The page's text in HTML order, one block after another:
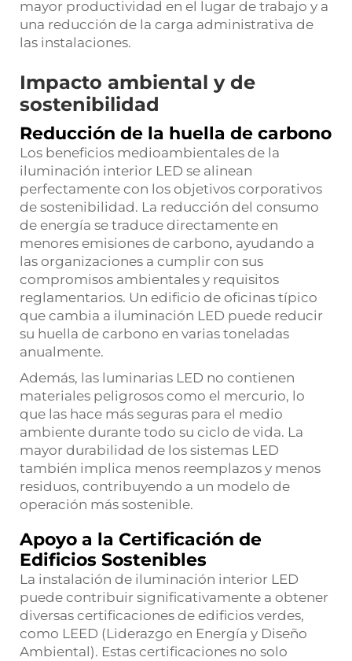
mayor productividad en el lugar de trabajo y a
una reducción de la carga administrativa de
las instalaciones.
Impacto ambiental y de
sostenibilidad
Reducción de la huella de carbono
Los beneficios medioambientales de la
iluminación interior LED se alinean
perfectamente con los objetivos corporativos
de sostenibilidad. La reducción del consumo
de energía se traduce directamente en
menores emisiones de carbono, ayudando a
las organizaciones a cumplir con sus
compromisos ambientales y requisitos
reglamentarios. Un edificio de oficinas típico
que cambia a iluminación LED puede reducir
su huella de carbono en varias toneladas
anualmente.
Además, las luminarias LED no contienen
materiales peligrosos como el mercurio, lo
que las hace más seguras para el medio
ambiente durante todo su ciclo de vida. La
mayor durabilidad de los sistemas LED
también implica menos reemplazos y menos
residuos, contribuyendo a un modelo de
operación más sostenible.
Apoyo a la Certificación de
Edificios Sostenibles
La instalación de iluminación interior LED
puede contribuir significativamente a obtener
diversas certificaciones de edificios verdes,
como LEED (Liderazgo en Energía y Diseño
Ambiental). Estas certificaciones no solo